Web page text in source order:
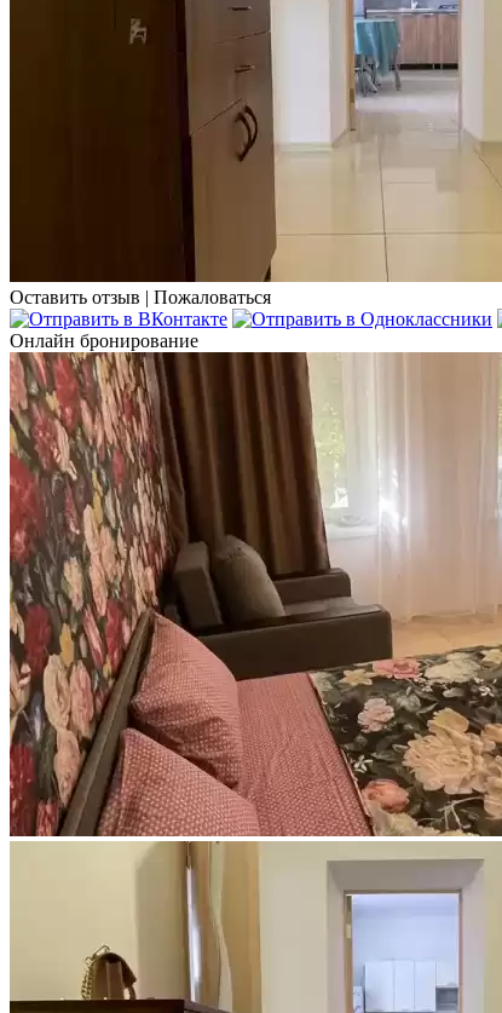
Оставить отзыв | Пожаловаться
Онлайн бронирование